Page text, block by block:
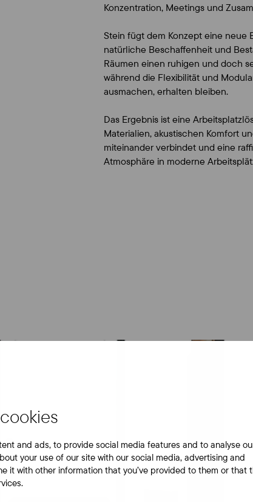
and ads, to provide social media features and to analyse
your use of our site with our social media, advertising and
it with other information that you’ve provided to them or that
Konzentration, Meetings und
Stein fügt dem Konzept eine neue
natürliche Beschaffenheit und
Räumen einen ruhigen und doch
während die Flexibilität und
ausmachen, erhalten bleiben.
Das Ergebnis ist eine
Materialien, akustischen Komfort
miteinander verbindet und eine
Atmosphäre in moderne